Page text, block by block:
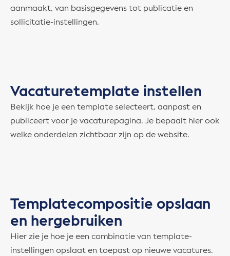
aanmaakt, van basisgegevens tot publicatie en
sollicitatie-instellingen.
Vacaturetemplate instellen
Bekijk hoe je een template selecteert, aanpast en
publiceert voor je vacaturepagina. Je bepaalt hier ook
welke onderdelen zichtbaar zijn op de website.
Templatecompositie opslaan
en hergebruiken
Hier zie je hoe je een combinatie van template-
instellingen opslaat en toepast op nieuwe vacatures.